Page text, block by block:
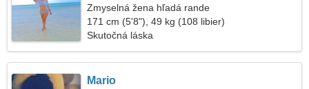
Zmyselná žena hľadá rande
171 cm (5'8"), 49 kg (108 libier)
Skutočná láska
Mario